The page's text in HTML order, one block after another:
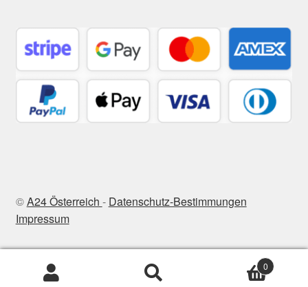
©A24 Österreich - Datenschutz-Bestimmungen
Impressum
Suchen
0